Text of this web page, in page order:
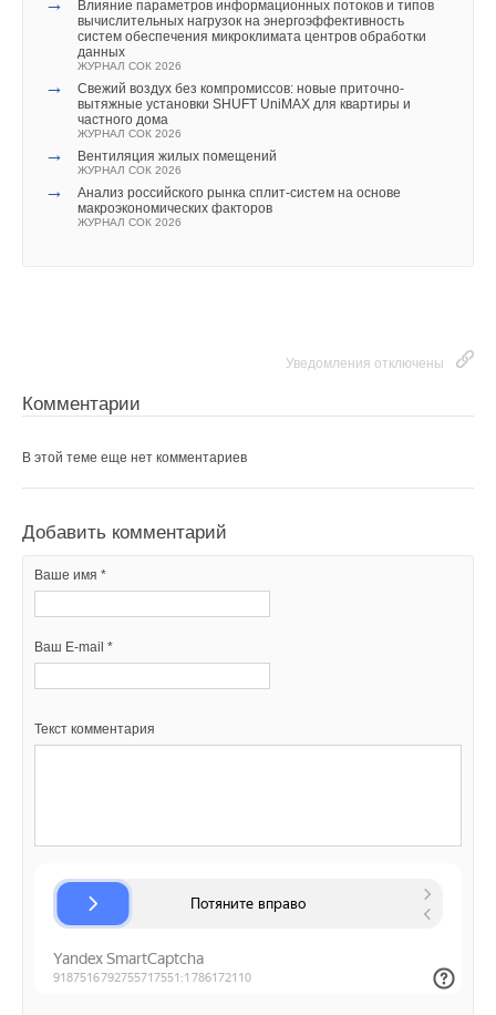
Влияние параметров информационных потоков и типов
вычислительных нагрузок на энергоэффективность
систем обеспечения микроклимата центров обработки
данных
ЖУРНАЛ СОК 2026
→
Свежий воздух без компромиссов: новые приточно-
вытяжные установки SHUFT UniMAX для квартиры и
частного дома
ЖУРНАЛ СОК 2026
→ Вентиляция жилых помещений
ЖУРНАЛ СОК 2026
→
Анализ российского рынка сплит-систем на основе
макроэкономических факторов
ЖУРНАЛ СОК 2026
Уведомления отключены
Комментарии
В этой теме еще нет комментариев
Добавить комментарий
Ваше имя *
Ваш E-mail *
Текст комментария
Уведомления отключены
Комментарии
В этой теме еще нет комментариев
Добавить комментарий
Ваше имя *
действует программа капитального ремонта
многоквартирных жилых домов с упором на утепление
фасадов и кровель. Так, в Москве в 2020 году планируется
отремонтировать более 1200 крыш, многие из них уже
утепляются каменной ватой Rockwool. По мнению экспертов
строительной отрасли, подобная теплоизоляция поможет
нормализовать распределение тепла по квартирам,
сократить теплопотери и затраты ресурсов. При этом под
крышей реконструированных зданий будет создан негорючий
слой, что обеспечит безопасность жильцов.
примером для строительного сектора.
Сокращение углеродосодержащих выбросов по отраслям
Следует понимать, что одних только энергоэффективных
особенностей каждой территории: везде есть лидирующий
экологический процесс, связанный с климатом.
В засушливых регионах остро стоит вопрос рационального
в США разработаны системы «сухого полива» — гибрид